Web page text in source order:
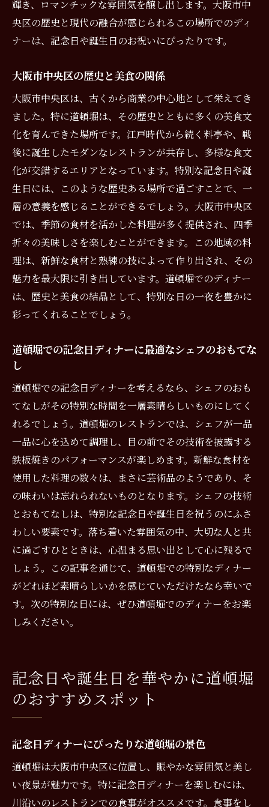
輝き、ロマンチックな雰囲気を醸し出します。大阪市中
央区の歴史と現代の融合が感じられるこの場所でのディ
ナーは、記念日や誕生日のお祝いにぴったりです。
大阪市中央区の歴史と美食の関係
大阪市中央区は、古くから商業の中心地として栄えてき
ました。特に道頓堀は、その歴史とともに多くの美食文
化を育んできた場所です。江戸時代から続く料亭や、戦
後に誕生したモダンなレストランが共存し、多様な食文
化が交錯するエリアとなっています。特別な記念日や誕
生日には、このような歴史ある場所で過ごすことで、一
層の意義を感じることができるでしょう。大阪市中央区
では、季節の食材を活かした料理が多く提供され、四季
折々の美味しさを楽しむことができます。この地域の料
理は、新鮮な食材と熟練の技によって作り出され、その
魅力を最大限に引き出しています。道頓堀でのディナー
は、歴史と美食の結晶として、特別な日の一夜を豊かに
彩ってくれることでしょう。
道頓堀での記念日ディナーに最適なシェフのおもてな
し
道頓堀での記念日ディナーを考えるなら、シェフのおも
てなしがその特別な時間を一層素晴らしいものにしてく
れるでしょう。道頓堀のレストランでは、シェフが一品
一品に心を込めて調理し、目の前でその技術を披露する
鉄板焼きのパフォーマンスが楽しめます。新鮮な食材を
使用した料理の数々は、まさに芸術品のようであり、そ
の味わいは忘れられないものとなります。シェフの技術
とおもてなしは、特別な記念日や誕生日を祝うのにふさ
わしい要素です。落ち着いた雰囲気の中、大切な人と共
に過ごすひとときは、心温まる思い出として心に残るで
しょう。この記事を通じて、道頓堀での特別なディナー
がどれほど素晴らしいかを感じていただけたなら幸いで
す。次の特別な日には、ぜひ道頓堀でのディナーをお楽
しみください。
記念日や誕生日を華やかに道頓堀
のおすすめスポット
記念日ディナーにぴったりな道頓堀の景色
道頓堀は大阪市中央区に位置し、賑やかな雰囲気と美し
い夜景が魅力です。特に記念日ディナーを楽しむには、
川沿いのレストランでの食事がオススメです。食事をし